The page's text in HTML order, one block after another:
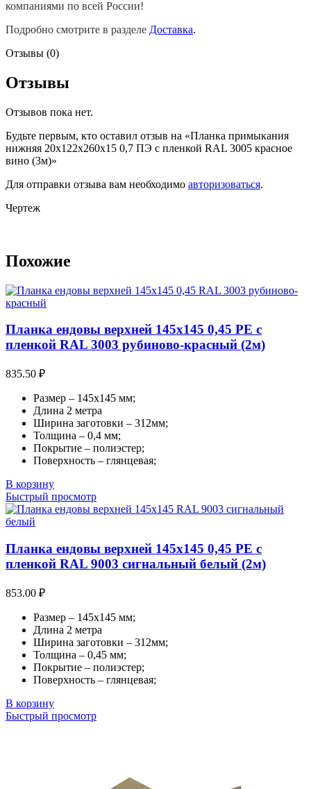
компаниями по всей России!
Подробно смотрите в разделе Доставка.
Отзывы (0)
Отзывы
Отзывов пока нет.
Будьте первым, кто оставил отзыв на «Планка примыкания
нижняя 20х122х260х15 0,7 ПЭ с пленкой RAL 3005 красное
вино (3м)»
Для отправки отзыва вам необходимо авторизоваться.
Чертеж
Похожие
Планка ендовы верхней 145х145 0,45 PE с
пленкой RAL 3003 рубиново-красный (2м)
835.50 ₽
Размер – 145х145 мм;
Длина 2 метра
Ширина заготовки – 312мм;
Толщина – 0,4 мм;
Покрытие – полиэстер;
Поверхность – глянцевая;
В корзину
Быстрый просмотр
Планка ендовы верхней 145х145 0,45 PE с
пленкой RAL 9003 сигнальный белый (2м)
853.00 ₽
Размер – 145х145 мм;
Длина 2 метра
Ширина заготовки – 312мм;
Толщина – 0,45 мм;
Покрытие – полиэстер;
Поверхность – глянцевая;
В корзину
Быстрый просмотр